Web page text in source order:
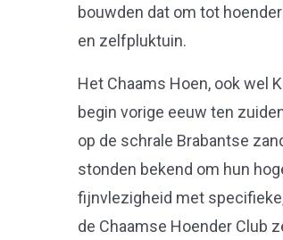
bouwden dat om tot
en zelfpluktuin.
Het Chaams Hoen, ook wel
begin vorige eeuw ten
op de schrale Brabantse
stonden bekend om hun
fijnvlezigheid met
de Chaamse Hoender Club